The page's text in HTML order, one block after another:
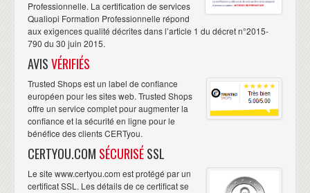
Professionnelle. La certification de services
Qualiopi Formation Professionnelle répond
aux exigences qualité décrites dans l’article 1 du décret n°2015-
790 du 30 juin 2015.
AVISVÉRIFIÉS
Trusted Shops est un label de confiance
européen pour les sites web. Trusted Shops
offre un service complet pour augmenter la
confiance et la sécurité en ligne pour le
bénéfice des clients CERTyou.
CERTYOU.COM SÉCURISÉSSL
Le site www.certyou.com est protégé par un
certificat SSL. Les détails de ce certificat se